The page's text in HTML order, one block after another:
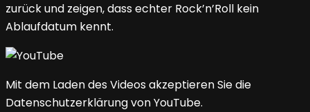
zurück und zeigen, dass echter Rock’n’Roll kein
Ablaufdatum kennt.
Mit dem Laden des Videos akzeptieren Sie die
Datenschutzerklärung von YouTube.